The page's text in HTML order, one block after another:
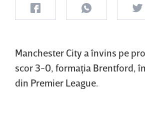
Manchester City a învins pe
scor 3-0, formaţia Brentford,
din Premier League.